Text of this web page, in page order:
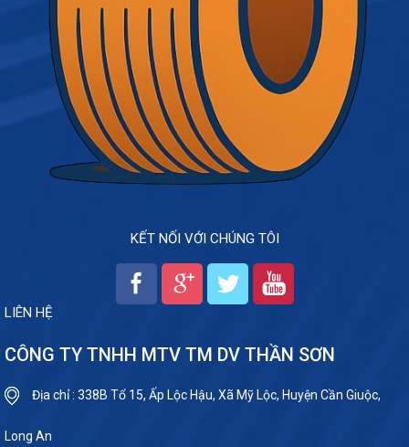
KẾT NỐI VỚI CHÚNG TÔI
LIÊN HỆ
CÔNG TY TNHH MTV TM DV THẦN SƠN
Địa chỉ : 338B Tổ 15, Ấp Lộc Hậu, Xã Mỹ Lộc, Huyện Cần Giuộc,
Long An